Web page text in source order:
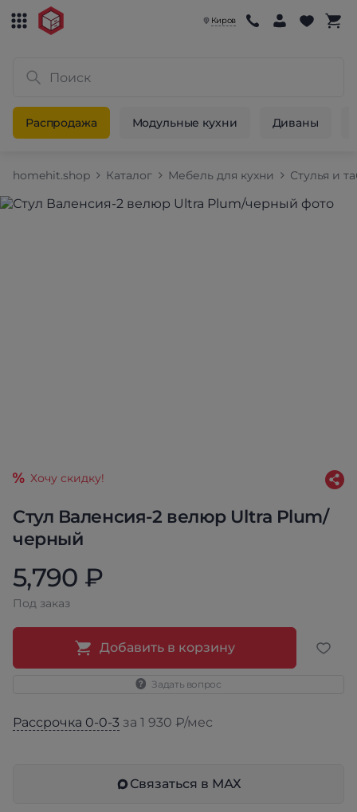
Киров
Распродажа Модульные кухни Диваны
homehit.shop Каталог Мебель для кухни Стулья и
Стул Валенсия-2 велюр Ultra Plum/
черный
Хочу скидку!
5,790 ₽
Под заказ
Добавить в корзину
Задать вопрос
Рассрочка 0-0-3 за 1 930 ₽/мес
Связаться в МАХ